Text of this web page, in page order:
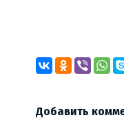
Добавить